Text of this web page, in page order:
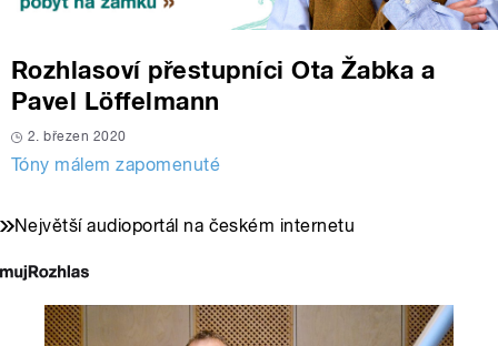
Rozhlasoví přestupníci Ota Žabka a
Pavel Löffelmann
2. březen 2020
Tóny málem zapomenuté
Největší audioportál na českém internetu